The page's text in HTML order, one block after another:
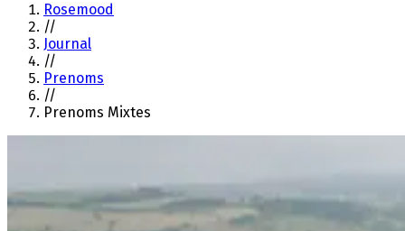
Rosemood
//
Journal
//
Prenoms
//
Prenoms Mixtes